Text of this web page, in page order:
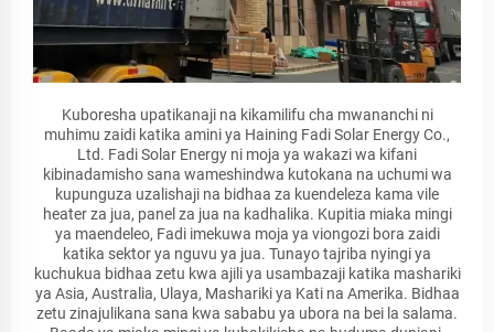
Kuboresha upatikanaji na kikamilifu cha mwananchi ni
muhimu zaidi katika amini ya Haining Fadi Solar Energy Co.,
Ltd. Fadi Solar Energy ni moja ya wakazi wa kifani
kibinadamisho sana wameshindwa kutokana na uchumi wa
kupunguza uzalishaji na bidhaa za kuendeleza kama vile
heater za jua, panel za jua na kadhalika. Kupitia miaka mingi
ya maendeleo, Fadi imekuwa moja ya viongozi bora zaidi
katika sektor ya nguvu ya jua. Tunayo tajriba nyingi ya
kuchukua bidhaa zetu kwa ajili ya usambazaji katika mashariki
ya Asia, Australia, Ulaya, Mashariki ya Kati na Amerika. Bidhaa
zetu zinajulikana sana kwa sababu ya ubora na bei la salama.